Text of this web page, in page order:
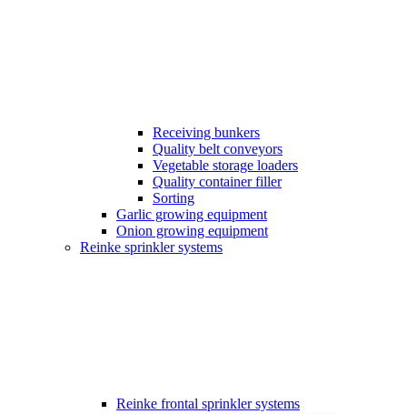
Receiving bunkers
Quality belt conveyors
Vegetable storage loaders
Quality container filler
Sorting
Garlic growing equipment
Onion growing equipment
Reinke sprinkler systems
Reinke frontal sprinkler systems